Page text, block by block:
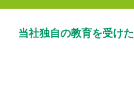
当社独自の教育を受け